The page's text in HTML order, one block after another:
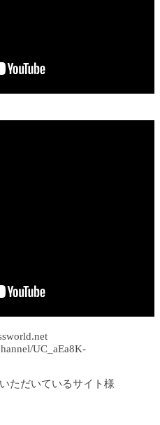
UC_aEa8K-
ただいているサイト様